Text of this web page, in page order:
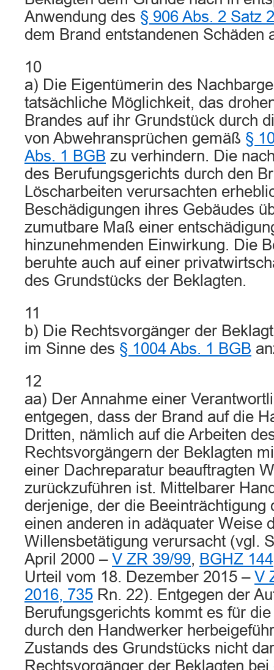
Anwendung des § 906 Abs. 2 Satz
dem Brand entstandenen Schäden
10
a) Die Eigentümerin des
tatsächliche Möglichkeit, das
Brandes auf ihr Grundstück durch
von Abwehransprüchen gemäß §
Abs. 1 BGB zu verhindern. Die
des Berufungsgerichts durch den
Löscharbeiten verursachten
Beschädigungen ihres Gebäudes
zumutbare Maß einer
hinzunehmenden Einwirkung. Die
beruhte auch auf einer
des Grundstücks der Beklagten.
11
b) Die Rechtsvorgänger der
im Sinne des § 1004 Abs. 1 BGB
12
aa) Der Annahme einer
entgegen, dass der Brand auf die
Dritten, nämlich auf die Arbeiten
Rechtsvorgängern der Beklagten
einer Dachreparatur beauftragten
zurückzuführen ist. Mittelbarer
derjenige, der die Beeinträchtigung
einen anderen in adäquater Weise
Willensbetätigung verursacht (vgl.
April 2000 – V ZR 39/99, BGHZ
Urteil vom 18. Dezember 2015 – V
2016, 735 Rn. 22). Entgegen der
Berufungsgerichts kommt es für
durch den Handwerker
Zustands des Grundstücks nicht
Rechtsvorgänger der Beklagten